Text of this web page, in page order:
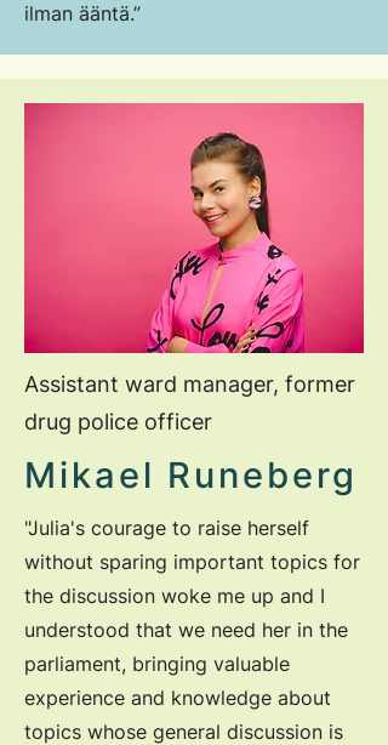
ilman ääntä.”
Assistant ward manager, former
drug police officer
Mikael Runeberg
"Julia's courage to raise herself
without sparing important topics for
the discussion woke me up and I
understood that we need her in the
parliament, bringing valuable
experience and knowledge about
topics whose general discussion is